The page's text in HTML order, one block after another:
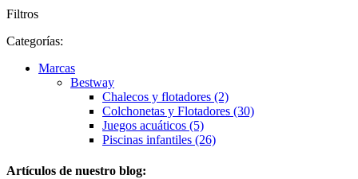
Filtros
Categorías:
Marcas
Bestway
Chalecos y flotadores (2)
Colchonetas y Flotadores (30)
Juegos acuáticos (5)
Piscinas infantiles (26)
Artículos de nuestro blog: